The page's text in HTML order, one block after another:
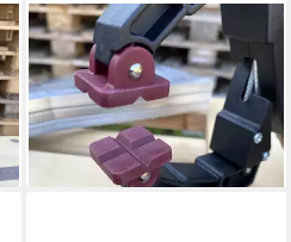
PIHER
Schraubzwinge 2 x
Ausziehbare Spannzange 16
cm 52204, (Set)
37,90 €
lieferbar - in 2-3 Werktagen bei dir